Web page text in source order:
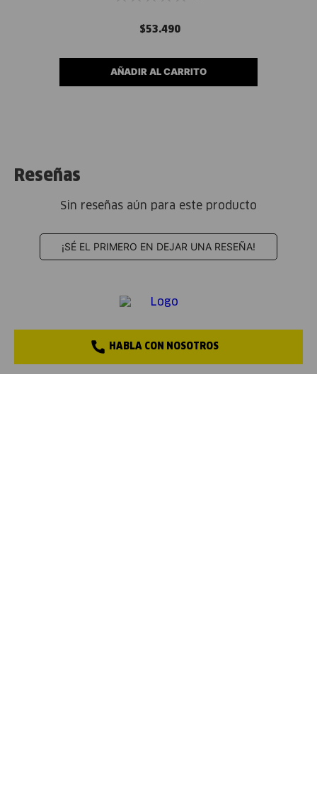
$53.490
AÑADIR AL CARRITO
Reseñas
Sin reseñas aún para este producto
¡SÉ EL PRIMERO EN DEJAR UNA RESEÑA!
HABLA CON NOSOTROS